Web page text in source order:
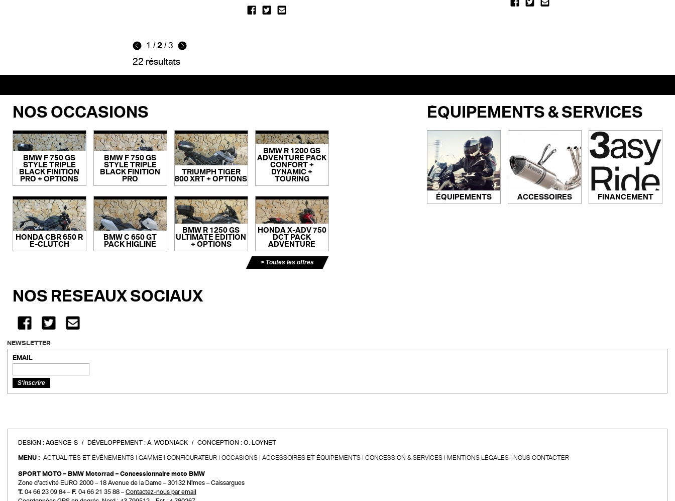
1 /2 /3
22 résultats
NOS OCCASIONS
BMW F 750 GS
STYLE TRIPLE
BLACK FINITION
PRO + OPTIONS
BMW F 750 GS
STYLE TRIPLE
BLACK FINITION
PRO
TRIUMPH TIGER
800 XRT + OPTIONS
BMW R 1200 GS
ADVENTURE PACK
CONFORT +
DYNAMIC +
TOURING
HONDA CBR 650 R
E-CLUTCH
BMW C 650 GT
PACK HIGLINE
BMW R 1250 GS
ULTIMATE EDITION
+ OPTIONS
HONDA X-ADV 750
DCT PACK
ADVENTURE
Toutes les offres
ÉQUIPEMENTS & SERVICES
ÉQUIPEMENTS ACCESSOIRES FINANCEMENT
NOS RÉSEAUX SOCIAUX
NEWSLETTER
EMAIL
DESIGN : AGENCE-S DÉVELOPPEMENT : A. WODNIACK CONCEPTION : O. LOYNET
MENU : ACTUALITÉS ET ÉVÉNEMENTS GAMME CONFIGURATEUR OCCASIONS ACCESSOIRES ET ÉQUIPEMENTS CONCESSION & SERVICES MENTIONS LÉGALES NOUS CONTACTER
SPORT MOTO – BMW Motorrad – Concessionnaire moto BMW
Zone d’activité EURO 2000 – 18 Avenue de la Dame – 30132 Nîmes – Caissargues
T. 04 66 23 09 84 – F. 04 66 21 35 88 – Contactez-nous par email